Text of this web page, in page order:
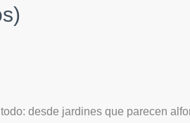
desde jardines que parecen